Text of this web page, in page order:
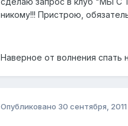
никому!!! Пристрою,
Наверное от волнения спать
Опубликовано 30 сентября, 2011